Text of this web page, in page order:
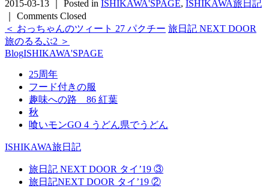
2015-03-13 ｜ Posted in ISHIKAWA'SPAGE, ISHIKAWA旅日記
Comments Closed
＜ おっちゃんのツィート 27 パクチー 旅日記 NEXT DOOR
旅のるるぶ2 ＞
BlogISHIKAWA'SPAGE
25周年
フード付きの服
趣味への路 86 紅葉
秋
喰いモンGO 4 うどん県でうどん
ISHIKAWA旅日記
旅日記 NEXT DOOR タイ’19 ③
旅日記NEXT DOOR タイ’19 ②